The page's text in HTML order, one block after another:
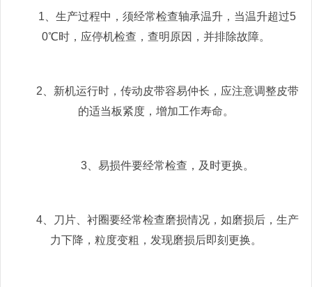
1、生产过程中，须经常检查轴承温升，当温升超过5
0℃时，应停机检查，查明原因，并排除故障。
2、新机运行时，传动皮带容易仲长，应注意调整皮带
的适当板紧度，增加工作寿命。
3、易损件要经常检查，及时更换。
4、刀片、衬圈要经常检查磨损情况，如磨损后，生产
力下降，粒度变粗，发现磨损后即刻更换。